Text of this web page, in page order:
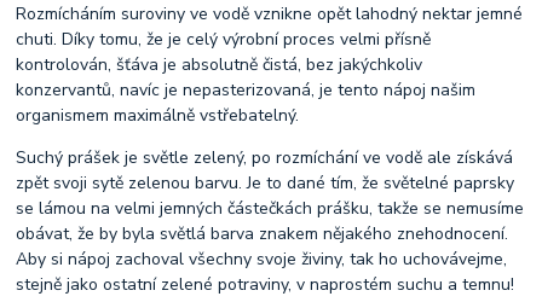
Rozmícháním suroviny ve vodě vznikne opět lahodný nektar jemné
chuti. Díky tomu, že je celý výrobní proces velmi přísně
kontrolován, šťáva je absolutně čistá, bez jakýchkoliv
konzervantů, navíc je nepasterizovaná, je tento nápoj našim
organismem maximálně vstřebatelný.
Suchý prášek je světle zelený, po rozmíchání ve vodě ale získává
zpět svoji sytě zelenou barvu. Je to dané tím, že světelné paprsky
se lámou na velmi jemných částečkách prášku, takže se nemusíme
obávat, že by byla světlá barva znakem nějakého znehodnocení.
Aby si nápoj zachoval všechny svoje živiny, tak ho uchovávejme,
stejně jako ostatní zelené potraviny, v naprostém suchu a temnu!